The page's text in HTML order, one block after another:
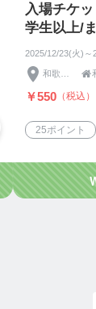
入場チケ
学生以上/
2025/12/23(火)～

￥550 （税込）
25ポイント